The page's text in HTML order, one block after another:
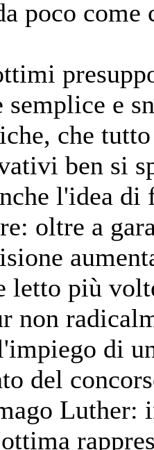
poco
semplice e
che
ben si
l'idea
oltre a
letto più
non
di
del
Luther: